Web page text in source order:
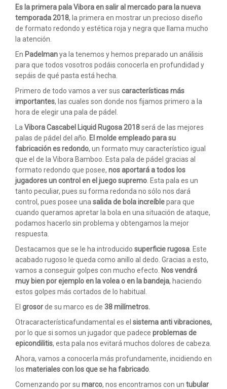
Es la primera pala Vibora en salir al mercado para la nueva
temporada 2018, la primera en mostrar un precioso diseño
de formato redondo y estética roja y negra que llama mucho
la atención.
En Padelmanya la tenemos y hemos preparado un análisis
para que todos vosotros podáis conocerla en profundidad y
sepáis de qué pasta está hecha.
Primero de todo vamos a ver sus características más
importantes, las cuales son donde nos fijamos primero a la
hora de elegir una pala de pádel.
La Vibora Cascabel Liquid Rugosa 2018será de las mejores
palas de pádel del año. El molde empleado para su
fabricación es redondo, un formato muy característico igual
que el de la Vibora Bamboo. Esta pala de pádel gracias al
formato redondo que posee, nos aportará a todos los
jugadores un control en el juego supremo . Esta pala es un
tanto peculiar, pues su forma redonda no sólo nos dará
control, pues posee una salida de bola increíblepara que
cuando queramos apretar la bola en una situación de ataque,
podamos hacerlo sin problema y obtengamos la mejor
respuesta.
Destacamos que se le ha introducido superficie rugosa . Este
acabado rugoso le queda como anillo al dedo. Gracias a esto,
vamos a conseguir golpes con mucho efecto. Nos vendrá
muy bien por ejemplo en la volea o en la bandeja, haciendo
estos golpes más cortados de lo habitual.
El grosorde su marco es de 38 milímetros.
Otracaracterísticafundamental es el sistema anti vibraciones,
por lo que si somos un jugador que padece problemas de
epicondilitis, esta pala nos evitará muchos dolores de cabeza.
Ahora, vamos a conocerla más profundamente, incidiendo en
los materiales con los que se ha fabricado
Comenzando por su marco, nos encontramos con un tubular